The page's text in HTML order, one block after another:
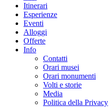
Itinerari
Esperienze
Eventi
Alloggi
Offerte
Info
Contatti
Orari musei
Orari monumenti
Volti e storie
Media
Politica della Privacy